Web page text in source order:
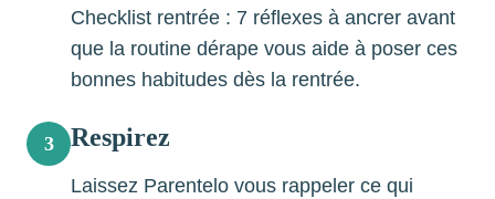
Checklist rentrée : 7 réflexes à ancrer avant
que la routine dérape vous aide à poser ces
bonnes habitudes dès la rentrée.
3 Respirez
Laissez Parentelo vous rappeler ce qui